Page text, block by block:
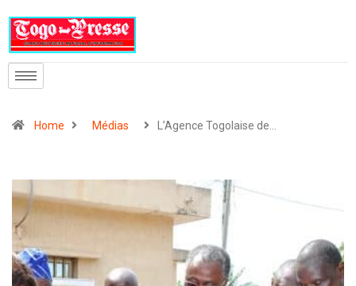
Home Médias L’Agence Togolaise de…